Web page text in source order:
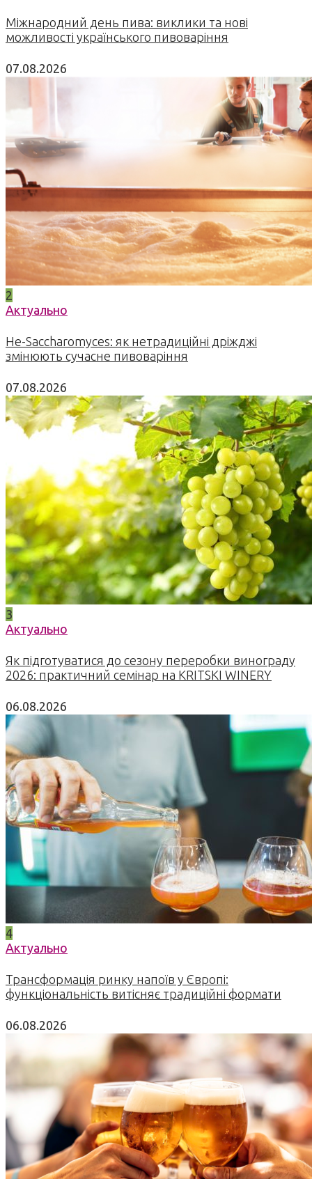
Міжнародний день пива: виклики та нові
можливості українського пивоваріння
07.08.2026
2
Актуально
Не-Saccharomyces: як нетрадиційні дріжджі
змінюють сучасне пивоваріння
07.08.2026
3
Актуально
Як підготуватися до сезону переробки винограду
2026: практичний семінар на KRITSKI WINERY
06.08.2026
4
Актуально
Трансформація ринку напоїв у Європі:
функціональність витісняє традиційні формати
06.08.2026